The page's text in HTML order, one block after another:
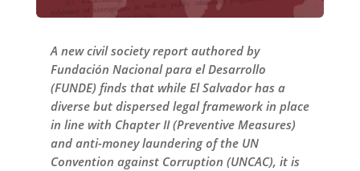
A new civil society report authored by
Fundación Nacional para el Desarrollo
(FUNDE) finds that while El Salvador has a
diverse but dispersed legal framework in place
in line with Chapter II (Preventive Measures)
and anti-money laundering of the UN
Convention against Corruption (UNCAC), it is